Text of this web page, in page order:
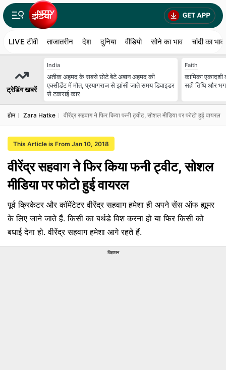
LIVE टीवी ताजातरीन देश दुनिया वीडियो सोने का भाव चांदी का भाव
ट्रेडिंग खबरें
India
अतीक अहमद के सबसे छोटे बेटे अबान अहमद की
एक्सीडेंट में मौत, प्रयागराज से झांसी जाते समय डिवाइडर
से टकराई कार
Faith
कामिका
सही तिथि और
होम Zara Hatke वीरेंद्र सहवाग ने फिर किया फनी ट्वीट, सोशल मीडिया पर फोटो हुई वायरल
This Article is From Jan 10, 2018
वीरेंद्र सहवाग ने फिर किया फनी ट्वीट, सोशल
मीडिया पर फोटो हुई वायरल
पूर्व क्रिकेटर और कॉमेंटेटर वीरेंद्र सहवाग हमेशा ही अपने सेंस ऑफ ह्यूमर
के लिए जाने जाते हैं. किसी का बर्थडे विश करना हो या फिर किसी को
बधाई देना हो. वीरेंद्र सहवाग हमेशा आगे रहते हैं.
विज्ञापन